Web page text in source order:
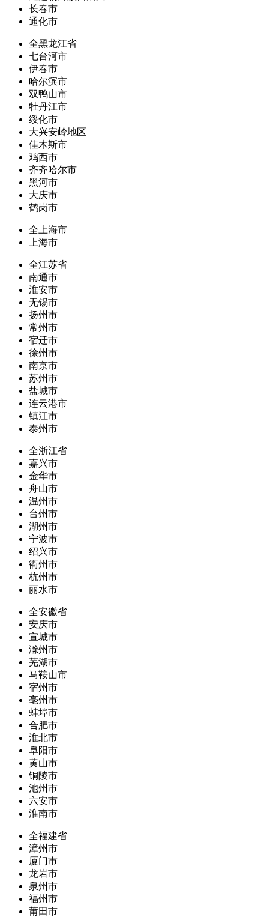
长春市
通化市
全黑龙江省
七台河市
伊春市
哈尔滨市
双鸭山市
牡丹江市
绥化市
大兴安岭地区
佳木斯市
鸡西市
齐齐哈尔市
黑河市
大庆市
鹤岗市
全上海市
上海市
全江苏省
南通市
淮安市
无锡市
扬州市
常州市
宿迁市
徐州市
南京市
苏州市
盐城市
连云港市
镇江市
泰州市
全浙江省
嘉兴市
金华市
舟山市
温州市
台州市
湖州市
宁波市
绍兴市
衢州市
杭州市
丽水市
全安徽省
安庆市
宣城市
滁州市
芜湖市
马鞍山市
宿州市
亳州市
蚌埠市
合肥市
淮北市
阜阳市
黄山市
铜陵市
池州市
六安市
淮南市
全福建省
漳州市
厦门市
龙岩市
泉州市
福州市
莆田市